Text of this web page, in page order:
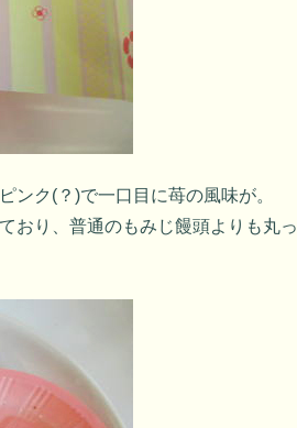
ンク(？)で一口目に苺の風味が。
おり、普通のもみじ饅頭よりも丸っ